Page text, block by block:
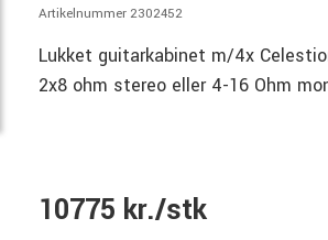
Artikelnummer 2302452
Lukket guitarkabinet m/4x
2x8 ohm stereo eller 4-16 Ohm
10775 kr./stk